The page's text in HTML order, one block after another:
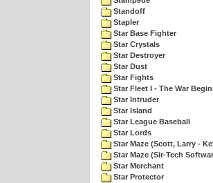
Standoff
Stapler
Star Base Fighter
Star Crystals
Star Destroyer
Star Dust
Star Fights
Star Fleet I - The War
Star Intruder
Star Island
Star League Baseball
Star Lords
Star Maze (Scott, Larry -
Star Maze (Sir-Tech
Star Merchant
Star Protector